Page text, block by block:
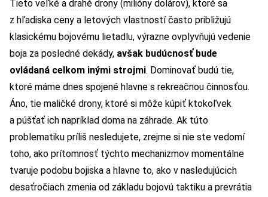
Tieto veľké a drahé drony (milióny dolárov), ktoré sa
z hľadiska ceny a letových vlastností často približujú
klasickému bojovému lietadlu, výrazne ovplyvňujú vedenie
boja za posledné dekády, avšak budúcnosť bude
ovládaná celkom inými strojmi. Dominovať budú tie,
ktoré máme dnes spojené hlavne s rekreačnou činnosťou.
Áno, tie maličké drony, ktoré si môže kúpiť ktokoľvek
a púšťať ich napríklad doma na záhrade. Ak túto
problematiku príliš nesledujete, zrejme si nie ste vedomí
toho, ako prítomnosť týchto mechanizmov momentálne
tvaruje podobu bojiska a hlavne to, ako v nasledujúcich
desaťročiach zmenia od základu bojovú taktiku a prevrátia